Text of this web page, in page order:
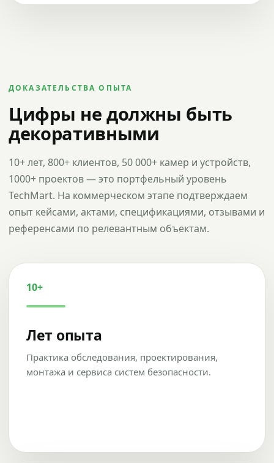
ДОКАЗАТЕЛЬСТВА ОПЫТА
Цифры не должны быть
декоративными
10+ лет, 800+ клиентов, 50 000+ камер и устройств,
1000+ проектов — это портфельный уровень
TechMart. На коммерческом этапе подтверждаем
опыт кейсами, актами, спецификациями, отзывами и
референсами по релевантным объектам.
10+
Лет опыта
Практика обследования, проектирования,
монтажа и сервиса систем безопасности.